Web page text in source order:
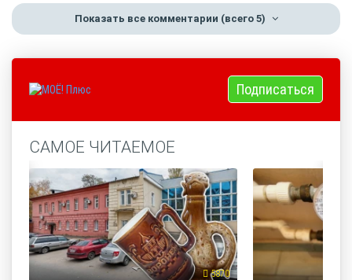
Показать все комментарии (всего 5)
Подписаться
САМОЕ ЧИТАЕМОЕ
5870